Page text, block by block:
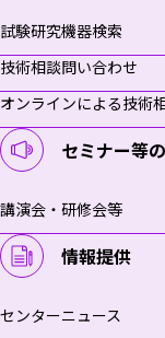
試験研究機器検索
技術相談問い合わせ
オンラインによる技術
セミナー等
講演会・研修会等
情報提供
センターニュース